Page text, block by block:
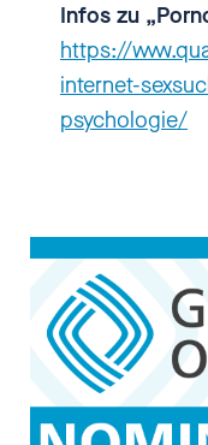
über das
Genau.
Kailouli
Gibt es
Infos zu
https://
internet-
psychologie/